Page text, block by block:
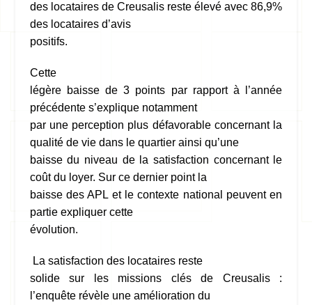
des locataires de Creusalis reste élevé avec 86,9%
des locataires d’avis
positifs.
Cette
légère baisse de 3 points par rapport à l’année
précédente s’explique notamment
par une perception plus défavorable concernantla
qualité de vie dans le quartier ainsi qu’une
baisse du niveau de la satisfaction concernant le
coût du loyer. Sur ce dernier point la
baisse des APL et le contexte national peuvent en
partie expliquer cette
évolution.
La satisfaction des locataires reste
solide sur les missions clés de Creusalis :
l’enquête révèle une amélioration du